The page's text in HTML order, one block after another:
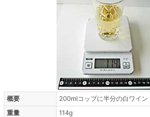
概要
200mlコップに半分の白ワイン
重量
114g